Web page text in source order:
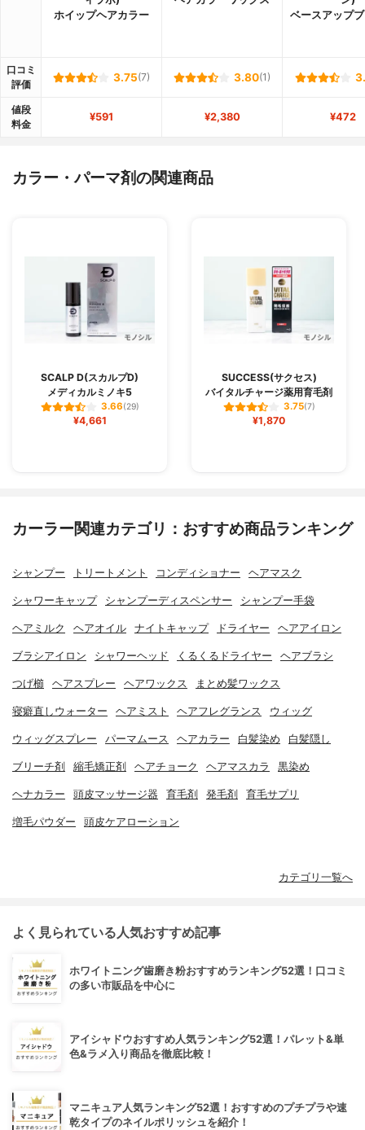
ホイップヘアカラー
ベースアップ
口コミ
評価
3.75(7) 3.80(1)
値段
料金
¥591 ¥2,380 ¥472
カラー・パーマ剤の関連商品
SCALP D(スカルプD)
メディカルミノキ5
3.66(29)
¥4,661
SUCCESS(サクセス)
バイタルチャージ薬用育毛剤
3.75(7)
¥1,870
カーラー関連カテゴリ：おすすめ商品ランキング
シャンプー トリートメント コンディショナー ヘアマスク
シャワーキャップ シャンプーディスペンサー シャンプー手袋
ヘアミルク ヘアオイル ナイトキャップ ドライヤー ヘアアイロン
ブラシアイロン シャワーヘッド くるくるドライヤー ヘアブラシ
つげ櫛 ヘアスプレー ヘアワックス まとめ髪ワックス
寝癖直しウォーター ヘアミスト ヘアフレグランス ウィッグ
ウィッグスプレー パーマムース ヘアカラー 白髪染め 白髪隠し
ブリーチ剤 縮毛矯正剤 ヘアチョーク ヘアマスカラ 黒染め
ヘナカラー 頭皮マッサージ器 育毛剤 発毛剤 育毛サプリ
増毛パウダー 頭皮ケアローション
カテゴリ一覧へ
よく見られている人気おすすめ記事
ホワイトニング歯磨き粉おすすめランキング52選！口コミ
の多い市販品を中心に
アイシャドウおすすめ人気ランキング52選！パレット&単
色&ラメ入り商品を徹底比較！
マニキュア人気ランキング52選！おすすめのプチプラや速
乾タイプのネイルポリッシュを紹介！